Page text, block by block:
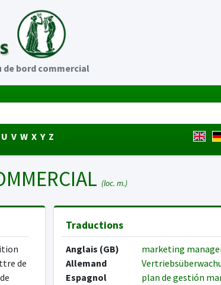
de bord commercial
U V W X Y Z
(loc. m.)
de
Traductions
Anglais (GB)
marketing
Allemand
Espagnol
plan de gestión